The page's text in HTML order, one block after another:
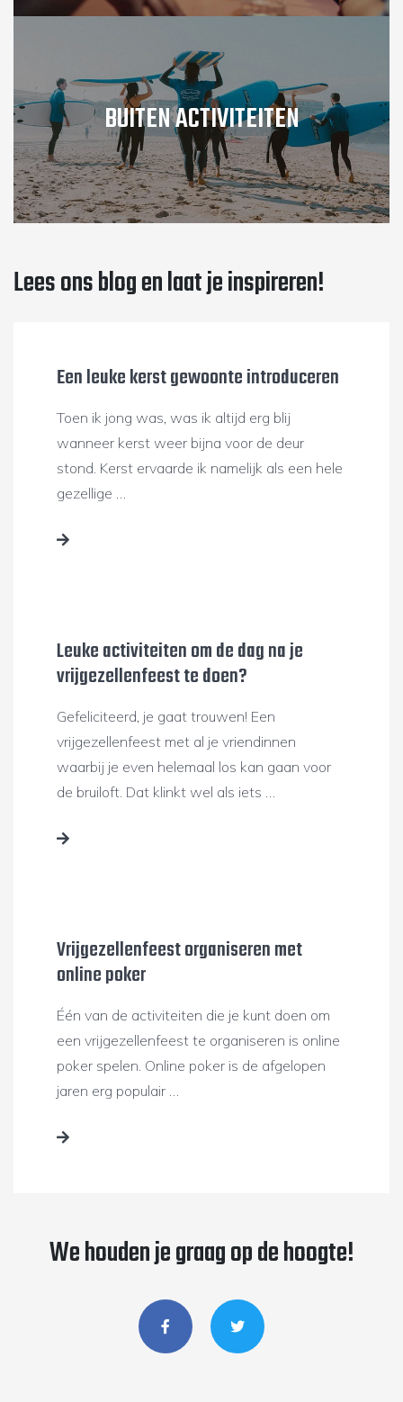
BUITEN ACTIVITEITEN
Lees ons blog en laat je inspireren!
Een leuke kerst gewoonte introduceren
Toen ik jong was, was ik altijd erg blij
wanneer kerst weer bijna voor de deur
stond. Kerst ervaarde ik namelijk als een hele
gezellige …
Leuke activiteiten om de dag na je
vrijgezellenfeest te doen?
Gefeliciteerd, je gaat trouwen! Een
vrijgezellenfeest met al je vriendinnen
waarbij je even helemaal los kan gaan voor
de bruiloft. Dat klinkt wel als iets …
Vrijgezellenfeest organiseren met
online poker
Één van de activiteiten die je kunt doen om
een vrijgezellenfeest te organiseren is online
poker spelen. Online poker is de afgelopen
jaren erg populair …
We houden je graag op de hoogte!